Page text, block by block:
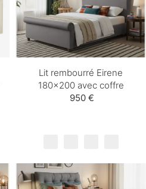
Lit rembourré Eirene
180×200 avec coffre
950 €